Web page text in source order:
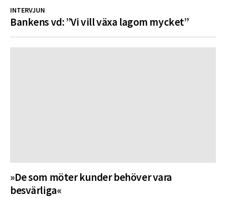
INTERVJUN
Bankens vd: ”Vi vill växa lagom mycket”
»De som möter kunder behöver vara
besvärliga«